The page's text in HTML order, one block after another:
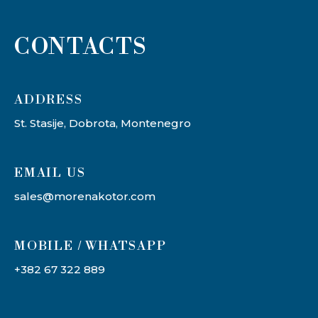
CONTACTS
ADDRESS​
St. Stasije, Dobrota, Montenegro
EMAIL US
sales@morenakotor.com
MOBILE / WHATSAPP
+382 67 322 889